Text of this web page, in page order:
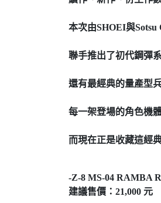
本次由SHOEI與Sotsu
聯手推出了初代鋼彈
還有最經典的量產型
每一架登場的角色機
而現在正是收藏這經
-Z-8 MS-04 RAMBA
建議售價：21,000 元